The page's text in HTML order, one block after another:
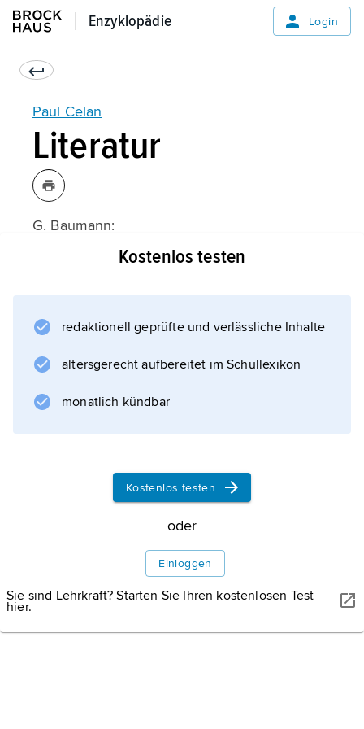
Enzyklopädie
Enzyklopädie Login
Paul Celan
Literatur
G. Baumann:
Erinnerungen an Paul Celan
Kostenlos testen
redaktionell geprüfte und verlässliche Inhalte
altersgerecht aufbereitet im Schullexikon
monatlich kündbar
Kostenlos testen
oder
Einloggen
Sie sind Lehrkraft? Starten Sie Ihren kostenlosen Test
hier.